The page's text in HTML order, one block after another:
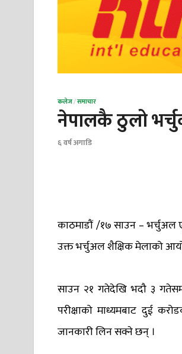
कलेज/समाचार
नेपालकै ठुलो
६ वर्ष अगाडि
काठमाडौं /१७ साउन –
उक्त भर्चुअल शैक्षिक मेलाको
साउन २१ गतेदेखि भदौ ३
परीक्षाको माध्यमबाट दुई
जानकारी लिन सक्ने छन् ।